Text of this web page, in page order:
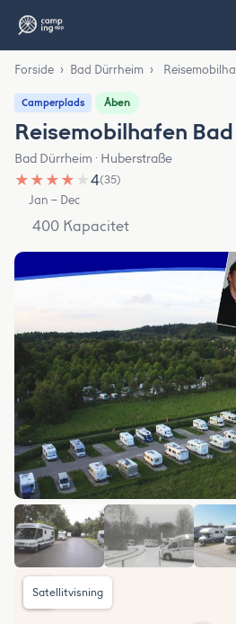
Forside › Bad Dürrheim ›
Camperplads Åben
Reisemobilhafen
Bad Dürrheim · Huberstraße
★ ★ ★ ★ ★4(35)
Jan – Dec
400 Kapacitet
Satellitvisning